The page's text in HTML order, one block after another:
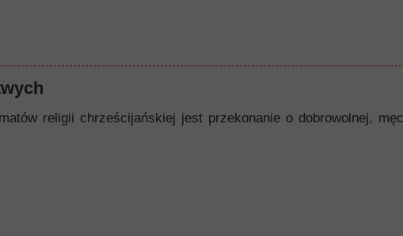
religii chrześcijańskiej jest przekonanie o dobrowolnej,